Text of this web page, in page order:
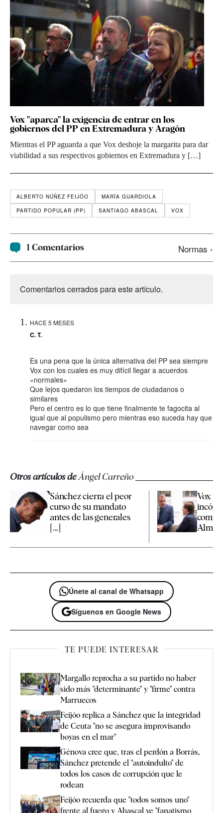
Vox "aparca" la exigencia de entrar en los
gobiernos del PP en Extremadura y Aragón
Mientras el PP aguarda a que Vox deshoje la margarita para dar
viabilidad a sus respectivos gobiernos en Extremadura y […]
ALBERTO NÚÑEZ FEIJÓO
MARÍA GUARDIOLA
PARTIDO POPULAR (PP)
SANTIAGO ABASCAL VOX
1 Comentarios Normas ›
Comentarios cerrados para este artículo.
HACE 5 MESES
C. T.
Es una pena que la única alternativa del PP sea siempre
Vox con los cuales es muy difícil llegar a acuerdos
«normales»
Que lejos quedaron los tiempos de ciudadanos o
similares
Pero el centro es lo que tiene finalmente te fagocita al
igual que al populismo pero mientras eso suceda hay que
navegar como sea
Otros artículos deÁngel Carreño
Sánchez cierra el peor
curso de su mandato
antes de las generales
[...]
Vox
Únete al canal de Whatsapp
Síguenos en Google News
TE PUEDE INTERESAR
Margallo reprocha a su partido no haber
sido más "determinante" y "firme" contra
Marruecos
Feijóo replica a Sánchez que la integridad
de Ceuta "no se asegura improvisando
boyas en el mar"
Génova cree que, tras el perdón a Borràs,
Sánchez pretende el "autoindulto" de
todos los casos de corrupción que le
rodean
Feijóo recuerda que "todos somos uno"
frente al fuego y Abascal ve "fanatismo